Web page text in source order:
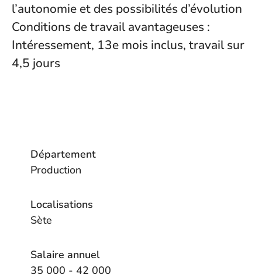
l’autonomie et des possibilités d’évolution
Conditions de travail avantageuses :
Intéressement, 13e mois inclus, travail sur
4,5 jours
Département
Production
Localisations
Sète
Salaire annuel
35 000 - 42 000